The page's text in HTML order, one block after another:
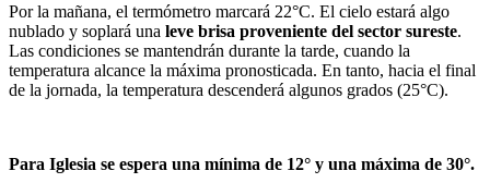
Por la mañana, el termómetro marcará 22°C. El cielo estará algo
nublado y soplará una leve brisa proveniente del sector sureste.
Las condiciones se mantendrán durante la tarde, cuando la
temperatura alcance la máxima pronosticada. En tanto, hacia el final
de la jornada, la temperatura descenderá algunos grados (25°C).
Para Iglesia se espera una mínima de 12° y una máxima de 30°.